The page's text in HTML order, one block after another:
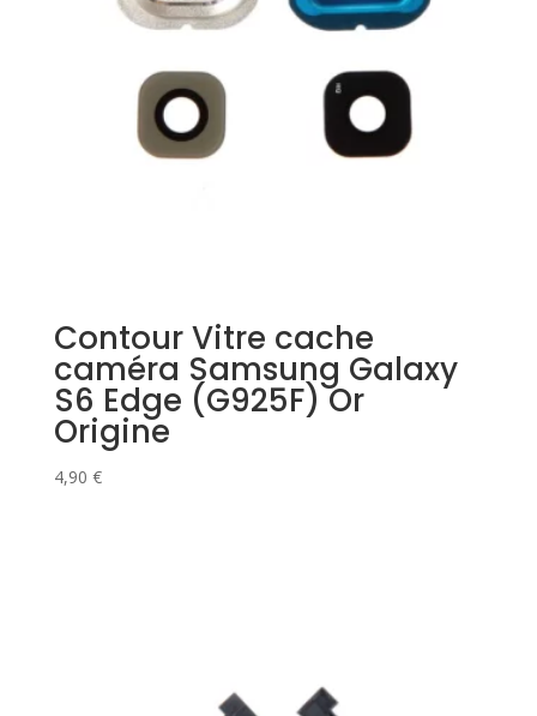
Contour Vitre cache
caméra Samsung Galaxy
S6 Edge (G925F) Or
Origine
4,90 €